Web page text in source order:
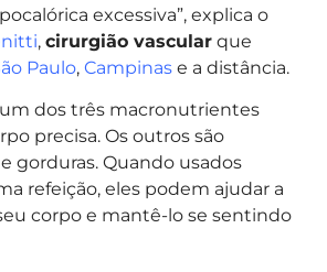
excessiva”, explica o
, cirurgião vascular que
Paulo, Campinas e a distância.
dos três macronutrientes
precisa. Os outros são
gorduras. Quando usados
refeição, eles podem ajudar a
corpo e mantê-lo se sentindo